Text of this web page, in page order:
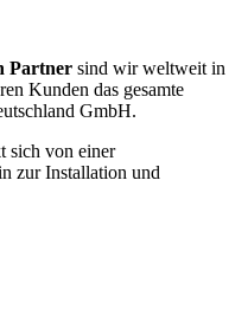
Partner sind wir weltweit in
Kunden das gesamte
GmbH.
sich von einer
zur Installation und